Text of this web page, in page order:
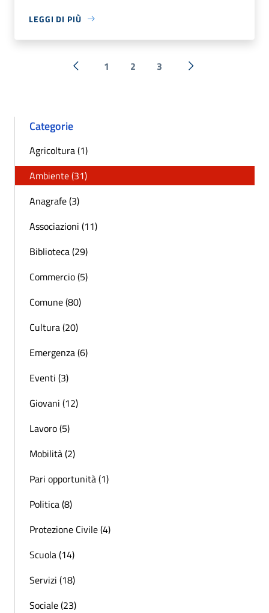
LEGGI DI PIÙ
« Precedente
1 2 3 Successiva »
Categorie
Agricoltura (1)
Ambiente (31)
Anagrafe (3)
Associazioni (11)
Biblioteca (29)
Commercio (5)
Comune (80)
Cultura (20)
Emergenza (6)
Eventi (3)
Giovani (12)
Lavoro (5)
Mobilità (2)
Pari opportunità (1)
Politica (8)
Protezione Civile (4)
Scuola (14)
Servizi (18)
Sociale (23)